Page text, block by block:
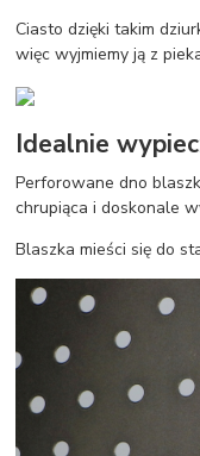
Ciasto dzięki takim
więc wyjmiemy ją z
Idealnie
Perforowane dno
chrupiąca i doskonale
Blaszka mieści się do